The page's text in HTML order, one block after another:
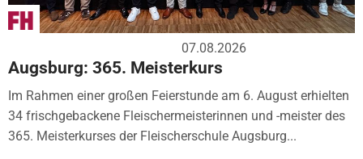
07.08.2026
Augsburg: 365. Meisterkurs
Im Rahmen einer großen Feierstunde am 6. August erhielten
34 frischgebackene Fleischermeisterinnen und -meister des
365. Meisterkurses der Fleischerschule Augsburg...